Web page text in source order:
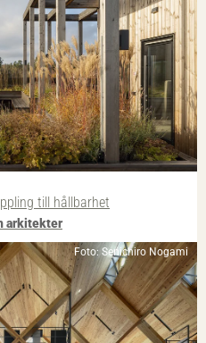
till hållbarhet
arkitekter
Foto: Senichiro Nogami